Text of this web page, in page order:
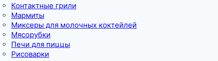
Контактные грили
Мармиты
Миксеры для молочных коктейлей
Мясорубки
Печи для пиццы
Рисоварки